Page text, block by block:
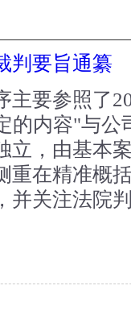
判要旨通纂
主要参照了
的内容"与公
立，由基本
重在精准概
并关注法院